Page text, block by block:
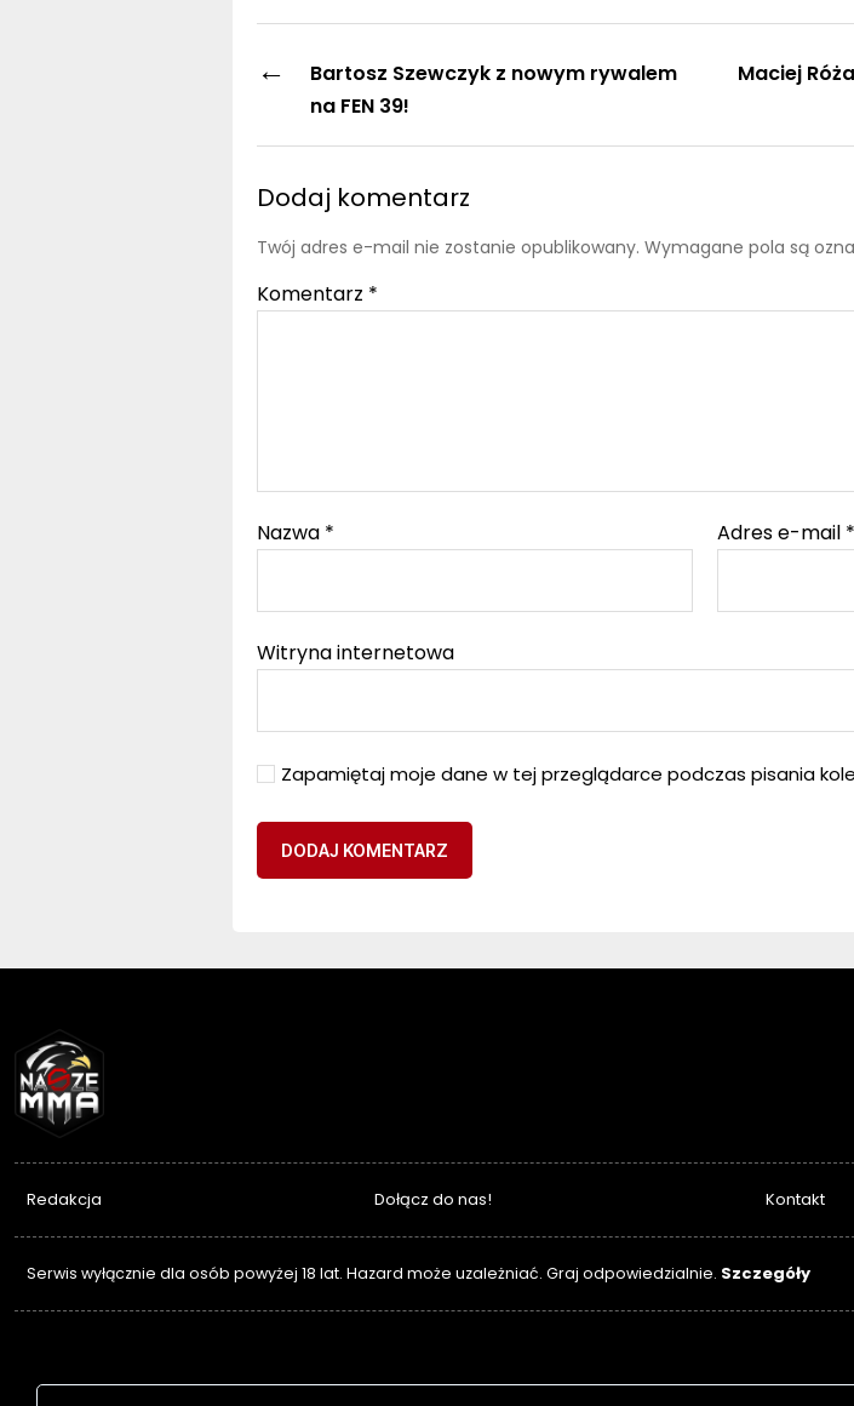
←
Bartosz Szewczyk z nowym rywalem
na FEN 39!
Maciej
Dodaj komentarz
Twój adres e-mail nie zostanie opublikowany. Wymagane pola są
Komentarz *
Nazwa * Adres e-mail *
Witryna internetowa
Zapamiętaj moje dane w tej przeglądarce podczas pisania
Redakcja Dołącz do nas! Kontakt
Serwis wyłącznie dla osób powyżej 18 lat. Hazard może uzależniać. Graj odpowiedzialnie. Szczegóły